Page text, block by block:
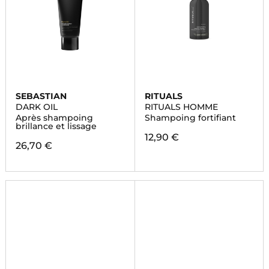
SEBASTIAN
DARK OIL
Après shampoing
brillance et lissage
26,70 €
RITUALS
RITUALS HOMME
Shampoing fortifiant
12,90 €